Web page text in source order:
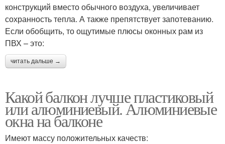
конструкций вместо обычного воздуха, увеличивает
сохранность тепла. А также препятствует запотеванию.
Если обобщить, то ощутимые плюсы оконных рам из
ПВХ – это:
читать дальше →
Какой балкон лучше пластиковый
или алюминиевый. Алюминиевые
окна на балконе
Имеют массу положительных качеств: